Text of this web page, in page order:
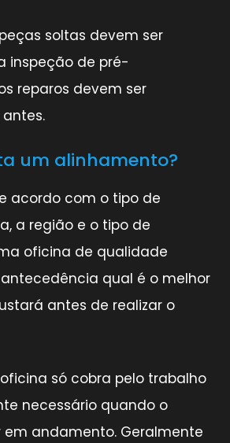
soltas devem ser
inspeção de pré-
reparos devem ser
um alinhamento?
acordo com o tipo de
a região e o tipo de
oficina de qualidade
qual é o melhor
antes de realizar o
só cobra pelo trabalho
necessário quando o
em andamento. Geralmente